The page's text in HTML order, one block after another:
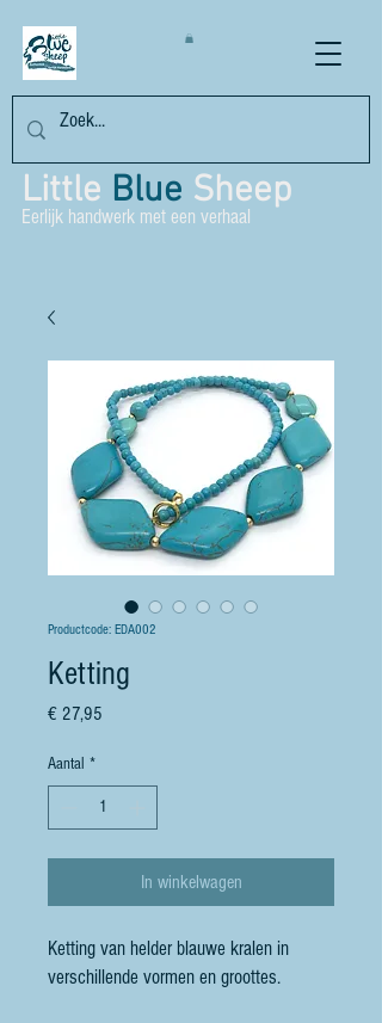
Little Blue Sheep
Eerlijk handwerk met een verhaal
Productcode: EDA002
Ketting
€ 27,95
Aantal *
In winkelwagen
Ketting van helder blauwe kralen in
verschillende vormen en groottes.